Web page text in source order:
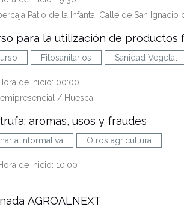
Patio de la Infanta, Calle de San
para la utilización de productos
Fitosanitarios Sanidad Vegetal
de inicio: 00:00
/ Huesca
aromas, usos y fraudes
informativa Otros agricultura
de inicio: 10:00
AGROALNEXT